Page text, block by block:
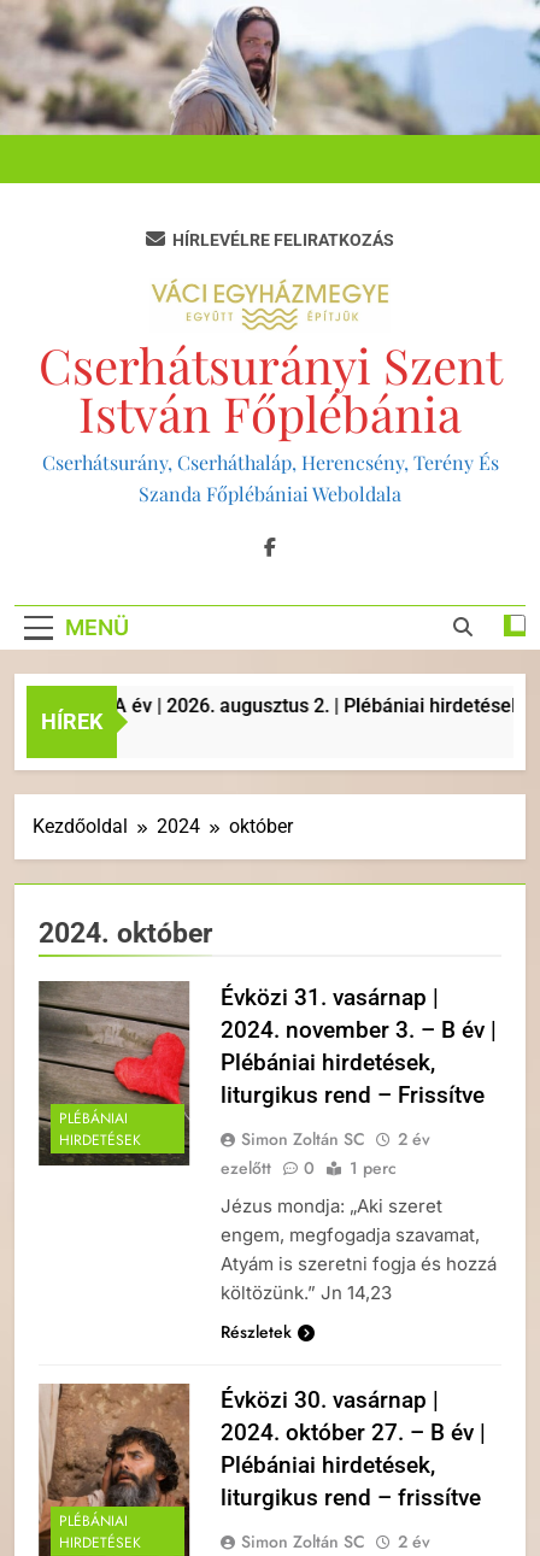
Ugrás
tartalomra
Cserhátsurányi Szent
István Főplébánia
Cserhátsurány, Cserháthaláp, Herencsény, Terény És
Szanda Főplébániai Weboldala
HÍRLEVÉLRE FELIRATKOZÁS
MENÜ
HÍREK
| A év | 2026. augusztus 2. | Plébániai hirdetések,
Kezdőoldal 2024 október
2024. október
PLÉBÁNIAI
HIRDETÉSEK
Évközi 31. vasárnap |
2024. november 3. – B év |
Plébániai hirdetések,
liturgikus rend – Frissítve
Simon Zoltán SC
2 év
ezelőtt
0 1 perc
Jézus mondja: „Aki szeret
engem, megfogadja szavamat,
Atyám is szeretni fogja és hozzá
költözünk.” Jn 14,23
Részletek
PLÉBÁNIAI
HIRDETÉSEK
Évközi 30. vasárnap |
2024. október 27. – B év |
Plébániai hirdetések,
liturgikus rend – frissítve
Simon Zoltán SC
2 év